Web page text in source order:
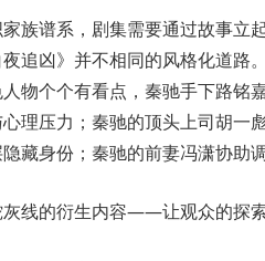
谱系，剧集需要通过故事立起
追凶》并不相同的风格化道路
物个个有看点，秦驰手下路铭
理压力；秦驰的顶头上司胡一
藏身份；秦驰的前妻冯潇协助
的衍生内容——让观众的探索